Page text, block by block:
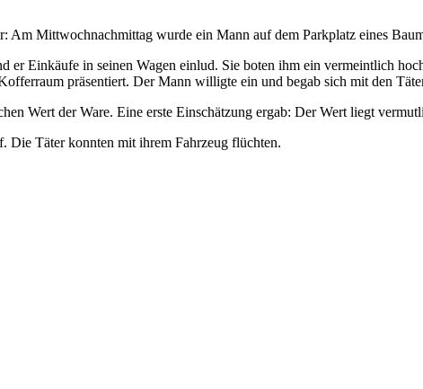
Am Mittwochnachmittag wurde ein Mann auf dem Parkplatz eines
er Einkäufe in seinen Wagen einlud. Sie boten ihm ein vermeintlich
präsentiert. Der Mann willigte ein und begab sich mit den
Wert der Ware. Eine erste Einschätzung ergab: Der Wert liegt
Die Täter konnten mit ihrem Fahrzeug flüchten.